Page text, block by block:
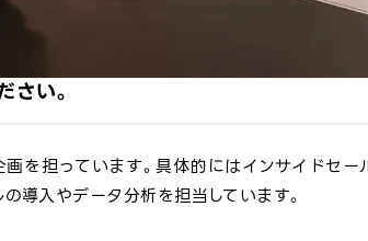
さい。
を担っています。具体的にはインサイドセー
導入やデータ分析を担当しています。